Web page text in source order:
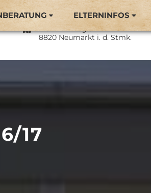
Naturparkmittelschule Neumarkt
Meraner Weg 3
8820 Neumarkt i. d. Stmk.
ELTERNINFOS
17